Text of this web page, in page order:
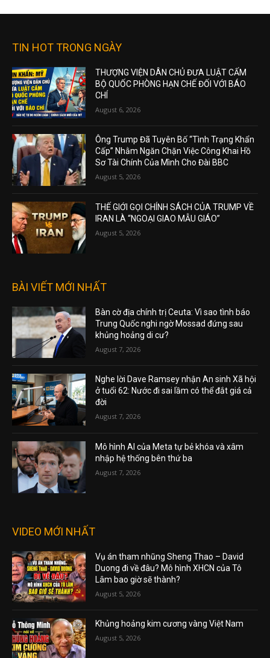
TIN HOT TRONG NGÀY
THƯỢNG VIỆN DÂN CHỦ ĐƯA LUẬT CẤM
BỘ QUỐC PHÒNG HẠN CHẾ ĐỐI VỚI BÁO
CHÍ
August 6, 2026
Ông Trump Đã Tuyên Bố “Tình Trạng Khẩn
Cấp” Nhằm Ngăn Chặn Việc Công Khai Hồ
Sơ Tài Chính Của Mình Cho Đài BBC
August 5, 2026
THẾ GIỚI GỌI CHÍNH SÁCH CỦA TRUMP VỀ
IRAN LÀ “NGOẠI GIAO MẪU GIÁO”
August 5, 2026
BÀI VIẾT MỚI NHẤT
Bàn cờ địa chính trị Ceuta: Vì sao tình báo
Trung Quốc nghi ngờ Mossad đứng sau
khủng hoảng di cư?
August 7, 2026
Nghe lời Dave Ramsey nhận An sinh Xã hội
ở tuổi 62: Nước đi sai lầm có thể đắt giá cả
đời
August 7, 2026
Mô hình AI của Meta tự bẻ khóa và xâm
nhập hệ thống bên thứ ba
August 7, 2026
VIDEO MỚI NHẤT
Vụ án tham nhũng Sheng Thao – David
Duong đi về đâu? Mô hình XHCN của Tô
Lâm bao giờ sẽ thành?
August 5, 2026
Khủng hoảng kim cương vàng Việt Nam
August 5, 2026